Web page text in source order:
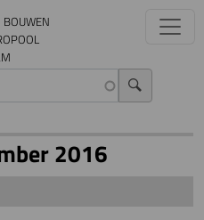
2016